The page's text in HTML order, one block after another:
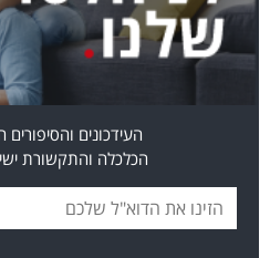
העידכונים
הכלכלה והתקשורת